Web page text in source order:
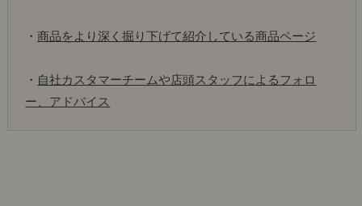
・商品をより深く掘り下げて紹介している商品ページ
・ 自社カスタマーチームや店頭スタッフによるフォロ
ー、アドバイス